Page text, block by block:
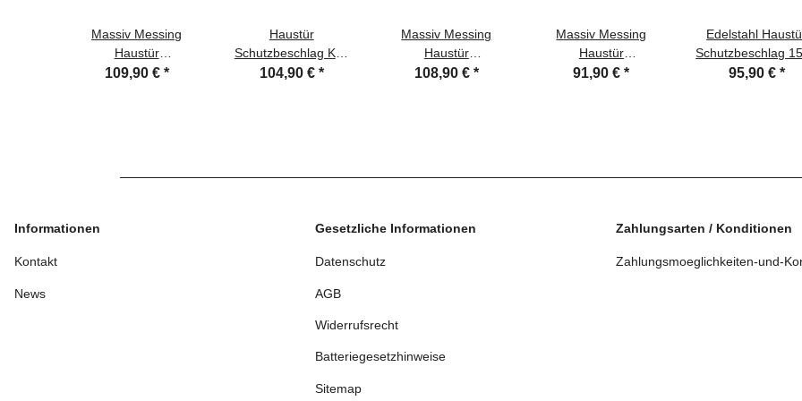
Massiv Messing
Haustür
Schutzbeschlag
109,90 € *
Haustür
Schutzbeschlag Kos
LS Antik Iron HS 92
104,90 € *
Massiv Messing
Haustür
Schutzbeschlag
108,90 € *
Massiv Messing
Haustür
Schutzbeschlag
91,90 €*
Edelstahl
Schutzbeschlag
L-Form HS-92 mm
95,90 € *
Informationen
Kontakt
News
Gesetzliche Informationen
Datenschutz
AGB
Widerrufsrecht
Batteriegesetzhinweise
Sitemap
Zahlungsarten / Konditionen
Zahlungsmoeglichkeiten-und-